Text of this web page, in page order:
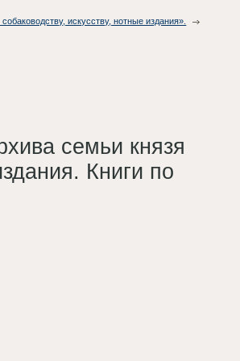
искусству, нотные издания».
семьи князя
Книги по